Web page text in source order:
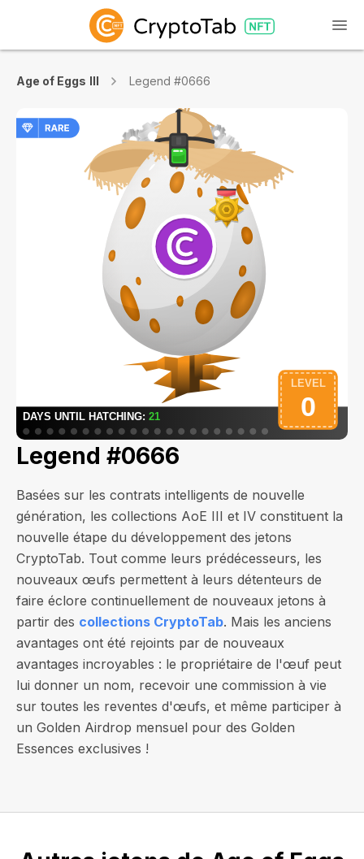
Age of Eggs III Legend #0666
Legend #0666
Basées sur les contrats intelligents de nouvelle
génération, les collections AoE III et IV constituent la
nouvelle étape du développement des jetons
CryptoTab. Tout comme leurs prédécesseurs, les
nouveaux œufs permettent à leurs détenteurs de
faire éclore continuellement de nouveaux jetons à
partir des collections CryptoTab. Mais les anciens
avantages ont été rejoints par de nouveaux
avantages incroyables : le propriétaire de l'œuf peut
lui donner un nom, recevoir une commission à vie
sur toutes les reventes d'œufs, et même participer à
un Golden Airdrop mensuel pour des Golden
Essences exclusives !